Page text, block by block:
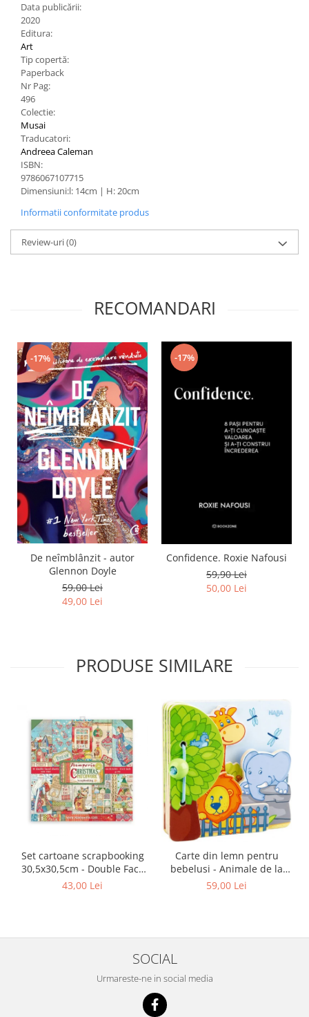
Data publicării:
2020
Editura:
Art
Tip copertă:
Paperback
Nr Pag:
496
Colectie:
Musai
Traducatori:
Andreea Caleman
ISBN:
9786067107715
Dimensiuni:l: 14cm | H: 20cm
Informatii conformitate produs
Review-uri(0)
RECOMANDARI
-17%
De neîmblânzit - autor
Glennon Doyle
59,00 Lei
49,00 Lei
-17%
Confidence. Roxie Nafousi
59,90 Lei
50,00 Lei
PRODUSE SIMILARE
Set cartoane scrapbooking
30,5х30,5cm - Double Face
Christmas Patchwork
43,00 Lei
Carte din lemn pentru
bebelusi - Animale de la
zoo, Haba
59,00 Lei
SOCIAL
Urmareste-ne in social media